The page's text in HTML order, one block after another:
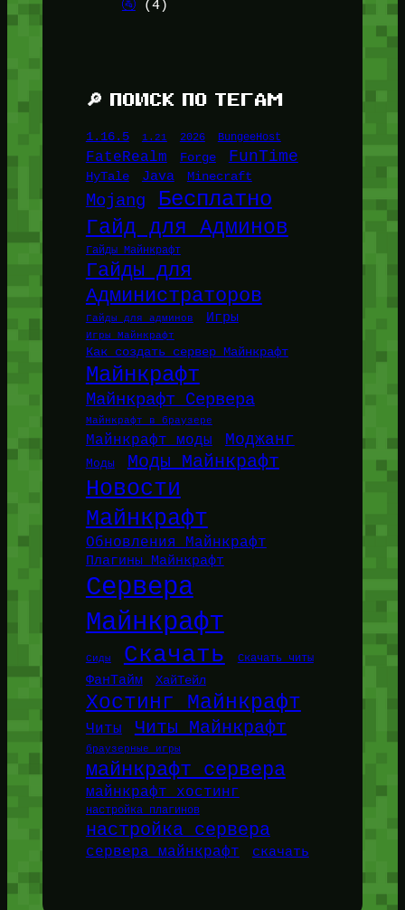
🚰(4)
🔎 ПОИСК ПО ТЕГАМ
1.16.5 1.21 2026 BungeeHost
FateRealm Forge FunTime
HyTale Java Minecraft
Mojang Бесплатно
Гайд для Админов
Гайды Майнкрафт
Гайды для
Администраторов
Гайды для админов Игры
Игры Майнкрафт
Как создать сервер Майнкрафт
Майнкрафт
Майнкрафт Сервера
Майнкрафт в браузере
Майнкрафт моды Моджанг
Моды Моды Майнкрафт
Новости
Майнкрафт
Обновления Майнкрафт
Плагины Майнкрафт
Сервера
Майнкрафт
Сиды Скачать Скачать читы
ФанТайм ХайТейл
Хостинг Майнкрафт
Читы Читы Майнкрафт
браузерные игры
майнкрафт сервера
майнкрафт хостинг
настройка плагинов
настройка сервера
сервера майнкрафт скачать